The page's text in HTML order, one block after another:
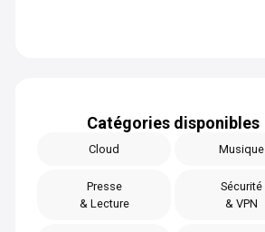
Catégories disponibles
Cloud Musique
Presse
& Lecture
Sécurité
& VPN